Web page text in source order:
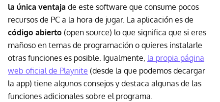
la única ventaja de este software que consume pocos
recursos de PC a la hora de jugar. La aplicación es de
código abierto (open source) lo que significa que si eres
mañoso en temas de programación o quieres instalarle
otras funciones es posible. Igualmente, la propia página
web oficial de Playnite (desde la que podemos decargar
la app) tiene algunos consejos y destaca algunas de las
funciones adicionales sobre el programa.